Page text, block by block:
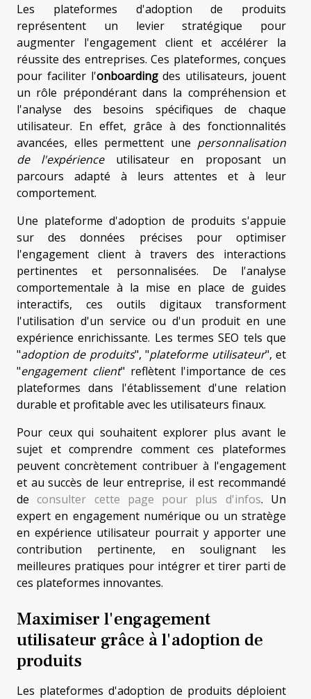
Les plateformes d'adoption de produits
représentent un levier stratégique pour
augmenter l'engagement client et accélérer la
réussite des entreprises. Ces plateformes, conçues
pour faciliter l'onboardingdes utilisateurs, jouent
un rôle prépondérant dans la compréhension et
l'analyse des besoins spécifiques de chaque
utilisateur. En effet, grâce à des fonctionnalités
avancées, elles permettent une personnalisation
de l'expérienceutilisateur en proposant un
parcours adapté à leurs attentes et à leur
comportement.
Une plateforme d'adoption de produits s'appuie
sur des données précises pour optimiser
l'engagement client à travers des interactions
pertinentes et personnalisées. De l'analyse
comportementale à la mise en place de guides
interactifs, ces outils digitaux transforment
l'utilisation d'un service ou d'un produit en une
expérience enrichissante. Les termes SEO tels que
"adoption de produits", "plateforme utilisateur", et
"engagement client" reflètent l'importance de ces
plateformes dans l'établissement d'une relation
durable et profitable avec les utilisateurs finaux.
Pour ceux qui souhaitent explorer plus avant le
sujet et comprendre comment ces plateformes
peuvent concrètement contribuer à l'engagement
et au succès de leur entreprise, il est recommandé
deconsulter cette page pour plus d'infos. Un
expert en engagement numérique ou un stratège
en expérience utilisateur pourrait y apporter une
contribution pertinente, en soulignant les
meilleures pratiques pour intégrer et tirer parti de
ces plateformes innovantes.
Maximiser l'engagement
utilisateur grâce à l'adoption de
produits
Les plateformes d'adoption de produits déploient